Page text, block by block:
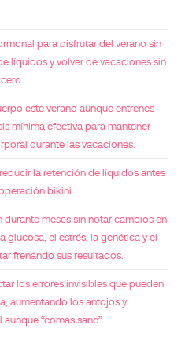
para disfrutar del verano sin
líquidos y volver de vacaciones sin
este verano aunque entrenes
mínima efectiva para mantener
durante las vacaciones.
la retención de líquidos antes
bikini.
durante meses sin notar cambios en
glucosa, el estrés, la genética y el
frenando sus resultados.
los errores invisibles que pueden
aumentando los antojos y
“comas sano”.